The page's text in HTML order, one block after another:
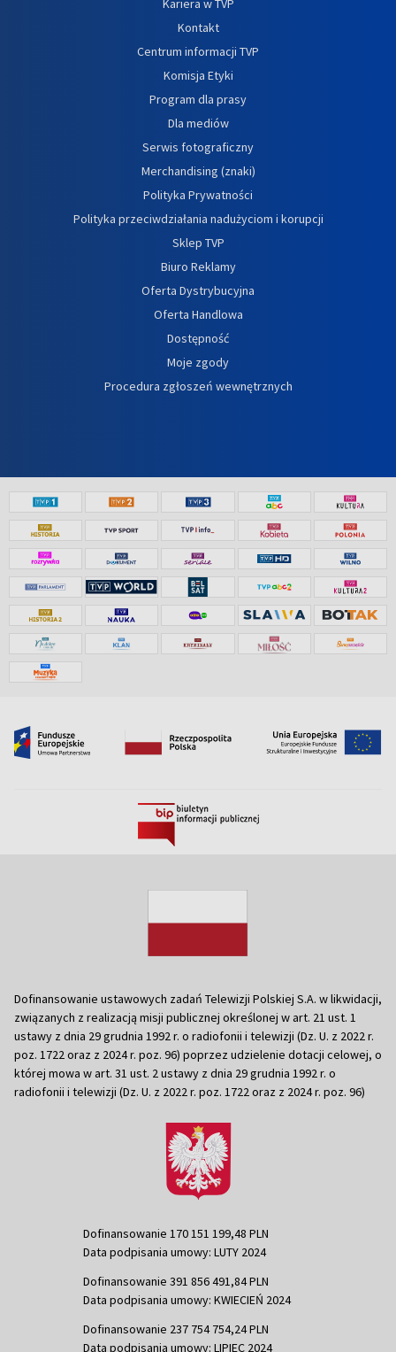
Kariera w TVP
Kontakt
Centrum informacji TVP
Komisja Etyki
Program dla prasy
Dla mediów
Serwis fotograficzny
Merchandising (znaki)
Polityka Prywatności
Polityka przeciwdziałania nadużyciom i korupcji
Sklep TVP
Biuro Reklamy
Oferta Dystrybucyjna
Oferta Handlowa
Dostępność
Moje zgody
Procedura zgłoszeń wewnętrznych
Dofinansowanie ustawowych zadań Telewizji Polskiej S.A. w likwidacji,
związanych z realizacją misji publicznej określonej w art. 21 ust. 1
ustawy z dnia 29 grudnia 1992 r. o radiofonii i telewizji (Dz. U. z 2022 r.
poz. 1722 oraz z 2024 r. poz. 96) poprzez udzielenie dotacji celowej, o
której mowa w art. 31 ust. 2 ustawy z dnia 29 grudnia 1992 r. o
radiofonii i telewizji (Dz. U. z 2022 r. poz. 1722 oraz z 2024 r. poz. 96)
Dofinansowanie 170 151 199,48 PLN
Data podpisania umowy: LUTY 2024
Dofinansowanie 391 856 491,84 PLN
Data podpisania umowy: KWIECIEŃ 2024
Dofinansowanie 237 754 754,24 PLN
Data podpisania umowy: LIPIEC 2024